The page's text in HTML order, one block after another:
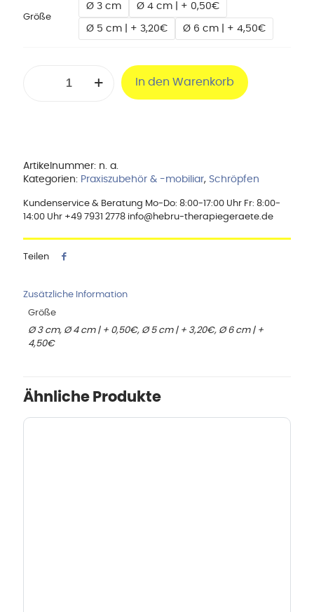
Größe
Ø 3 cm Ø 4 cm | + 0,50€
Ø 5 cm | + 3,20€ Ø 6 cm | + 4,50€
In den Warenkorb
Artikelnummer: n. a.
Kategorien: Praxiszubehör & -mobiliar, Schröpfen
Kundenservice & Beratung Mo-Do: 8:00-17:00 Uhr Fr: 8:00-
14:00 Uhr +49 7931 2778 info@hebru-therapiegeraete.de
Teilen
Zusätzliche Information
Größe
Ø 3 cm, Ø 4 cm | + 0,50€, Ø 5 cm | + 3,20€, Ø 6 cm | +
4,50€
Ähnliche Produkte